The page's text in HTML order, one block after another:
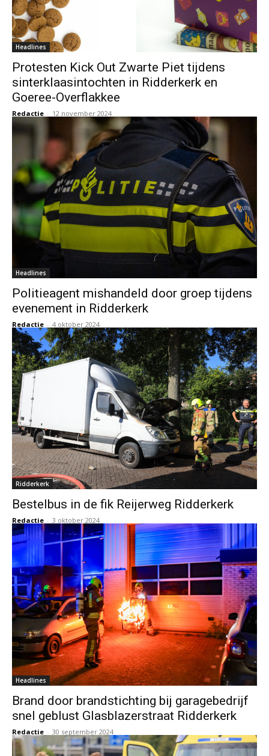
Headlines
Protesten Kick Out Zwarte Piet tijdens
sinterklaasintochten in Ridderkerk en
Goeree-Overflakkee
Redactie - 12 november 2024
Headlines
Politieagent mishandeld door groep tijdens
evenement in Ridderkerk
Redactie - 4 oktober 2024
Ridderkerk
Bestelbus in de fik Reijerweg Ridderkerk
Redactie - 3 oktober 2024
Headlines
Brand door brandstichting bij garagebedrijf
snel geblust Glasblazerstraat Ridderkerk
Redactie - 30 september 2024